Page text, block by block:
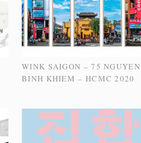
WINK SAIGON – 75 NGUYEN
BINH KHIEM – HCMC 2020